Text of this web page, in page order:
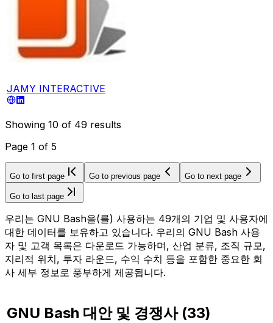
JAMY INTERACTIVE
Showing 10 of 49 results
Page 1 of 5
Go to first page Go to previous page Go to next page
Go to last page
우리는 GNU Bash을(를) 사용하는 49개의 기업 및 사용자에
대한 데이터를 보유하고 있습니다. 우리의 GNU Bash 사용
자 및 고객 목록은 다운로드 가능하며, 산업 분류, 조직 규모,
지리적 위치, 투자 라운드, 수익 수치 등을 포함한 중요한 회
사 세부 정보로 풍부하게 제공됩니다.
GNU Bash 대안 및 경쟁사(33)